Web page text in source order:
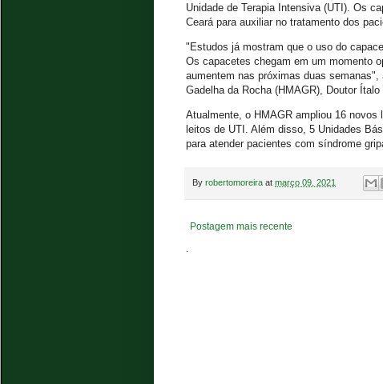
Unidade de Terapia Intensiva (UTI). Os
Ceará para auxiliar no tratamento dos
"Estudos já mostram que o uso do
Os capacetes chegam em um momento
aumentem nas próximas duas
Gadelha da Rocha (HMAGR), Doutor Ítalo
Atualmente, o HMAGR ampliou 16
leitos de UTI. Além disso, 5 Unidades
para atender pacientes com síndrome
By robertomoreira at março 09, 2021
Postagem mais recente
.